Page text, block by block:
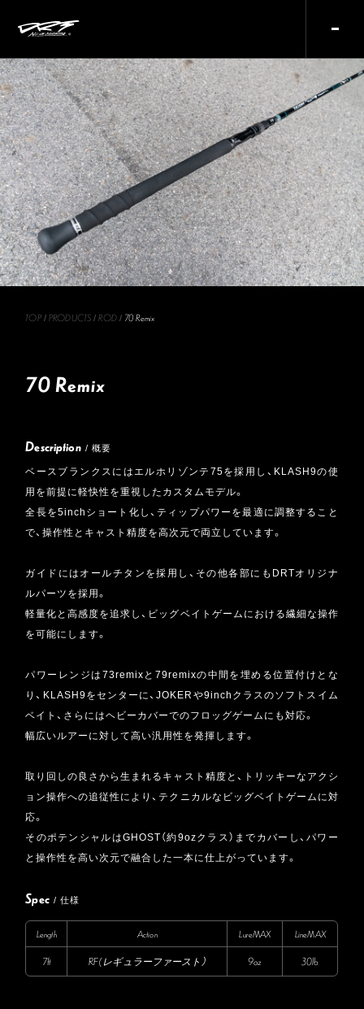
1 / 11
TOP/PRODUCTS /ROD/ 70 Remix
70 Remix
Description / 概要
ベースブランクスにはエルホリゾンテ75を採用し、KLASH9の使
用を前提に軽快性を重視したカスタムモデル。
全長を5inchショート化し、ティップパワーを最適に調整すること
で、操作性とキャスト精度を高次元で両立しています。
ガイドにはオールチタンを採用し、その他各部にもDRTオリジナ
ルパーツを採用。
軽量化と高感度を追求し、ビッグベイトゲームにおける繊細な操作
を可能にします。
パワーレンジは73remixと79remixの中間を埋める位置付けとな
り、KLASH9をセンターに、JOKERや9inchクラスのソフトスイム
ベイト、さらにはヘビーカバーでのフロッグゲームにも対応。
幅広いルアーに対して高い汎用性を発揮します。
取り回しの良さから生まれるキャスト精度と、トリッキーなアクシ
ョン操作への追従性により、テクニカルなビッグベイトゲームに対
応。
そのポテンシャルはGHOST（約9ozクラス）までカバーし、パワー
と操作性を高い次元で融合した一本に仕上がっています。
Spec / 仕様
Length Action LureMAX LineMAX
7ft RF(レギュラーファースト） 9oz 30lb